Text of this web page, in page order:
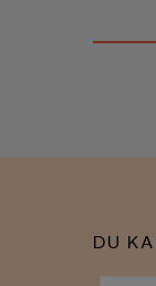
DU